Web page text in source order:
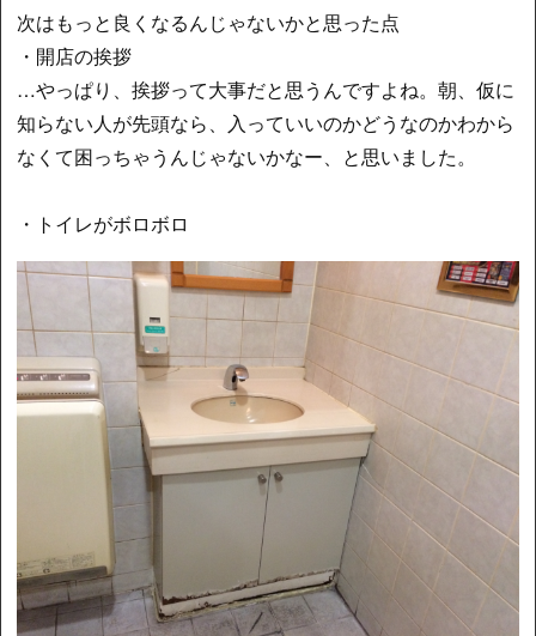
次はもっと良くなるんじゃないかと思った点
・開店の挨拶
…やっぱり、挨拶って大事だと思うんですよね。朝、仮に
知らない人が先頭なら、入っていいのかどうなのかわから
なくて困っちゃうんじゃないかなー、と思いました。
・トイレがボロボロ